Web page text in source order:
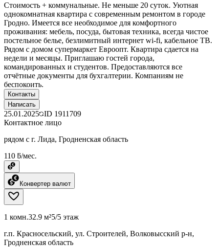
Стоимость + коммунальные. Не меньше 20 суток. Уютная
однокомнатная квартира с современным ремонтом в городе
Гродно. Имеется все необходимое для комфортного
проживания: мебель, посуда, бытовая техника, всегда чистое
постельное белье, безлимитный интернет wi-fi, кабельное ТВ.
Рядом с домом супермаркет Евроопт. Квартира сдается на
недели и месяцы. Приглашаю гостей города,
командированных и студентов. Предоставляются все
отчётные документы для бухгалтерии. Компаниям не
беспокоить.
Контакты
Написать
25.01.2025 ID 1911709
Контактное лицо
рядом с г. Лида, Гродненская область
110 ƃ/мес.
Конвертер валют
1 комн.32.9 м²5/5 этаж
г.п. Красносельский, ул. Строителей, Волковысский р-н,
Гродненская область